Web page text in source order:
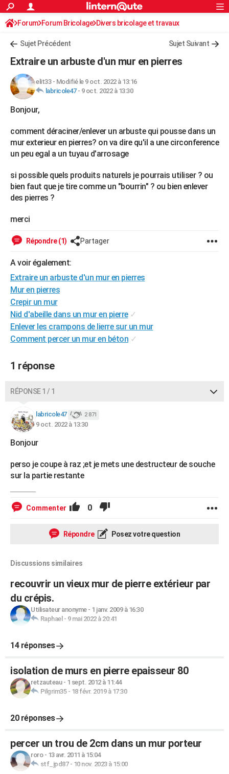
ACTUALITÉS
Politique
Société
Faits Divers
Education
Monde
Villes
+
FINANCE
Retraite
Impôts
Epargne
Immobilier
Risques naturels par ville
Banque
Assurance
Crédit
AUTO
Essais
Réserver un essai
Citadines
Berlines
SUV
Forum auto
+HIGH-TECH
Mobiles
Meilleur smartphone
Internet
Ordinateurs
Jeux vidéo
Guide high-tech
+
Forum
Aménagement intérieur
Extérieur
Cuisine
Salle de bains
Jardinage
Rangement
WEEK-END
Guides de France
Escapades
Patrimoine
Expositions
Musées
Week-end nature
+LIFESTYLE
Art de vivre
Bien-être
Loisirs
Mode
Modes de vie
SANTE
Alimentation
Guide de la santé
Maladies
Médicaments
Sommeil
VOYAGE
Destinations
City break
Voyage nature
Voyage de noces
Forum
Climat
PHOTO
GUIDES D'ACHAT
BONS PLANS
CARTE DE VOEUX
Carte de Noël
Carte Bonne année
Carte Saint-Valentin
Carte Pâques
Carte d'anniversaire
DICTIONNAIRE
Dictionnaire
Biographies
Citations
Expressions
Proverbes
PROGRAMME TV
COPAINS D'AVANT
AVIS DE DÉCÈS
Bricolage
Lifestyle
Culture
Sport
Auto
Television
Voyage
Cinema
Rechercher
S'inscrire
Connexion
Forum Forum Bricolage Divers bricolage et travaux
Sujet Précédent Sujet Suivant
Extraire un arbuste d'un mur en pierres
elit33- Modifié le 9 oct. 2022 à 13:16
labricole47- 9 oct. 2022 à 13:30
Bonjour,
comment déraciner/enlever un arbuste qui pousse dans un
mur exterieur en pierres? on va dire qu'il a une circonference
un peu egal a un tuyau d'arrosage
si possible quels produits naturels je pourrais utiliser ? ou
bien faut que je tire comme un "bourrin" ? ou bien enlever
des pierres ?
merci
Répondre (1) Partager
A voir également:
Extraire un arbuste d'un mur en pierres
Mur en pierres
Crepir un mur
Nid d'abeille dans un mur en pierre ✓
Enlever les crampons de lierre sur un mur
Comment percer un mur en béton ✓
1 réponse
RÉPONSE 1 / 1
labricole47 2 871
9 oct. 2022 à 13:30
Bonjour
perso je coupe à raz ;et je mets une destructeur de souche
sur la partie restante
Commenter 0
Répondre Posez votre question
Discussions similaires
recouvrir un vieux mur de pierre extérieur par
du crépis.
Utilisateur anonyme- 1 janv. 2009 à 16:30
Raphael - 9 mai 2022 à 20:41
14 réponses
isolation de murs en pierre epaisseur 80
retzauteau- 1 sept. 2012 à 11:44
Pilgrim35- 18 févr. 2019 à 17:30
20 réponses
percer un trou de 2cm dans un mur porteur
roro- 13 avr. 2011 à 15:04
stf_jpd87- 10 nov. 2023 à 15:00